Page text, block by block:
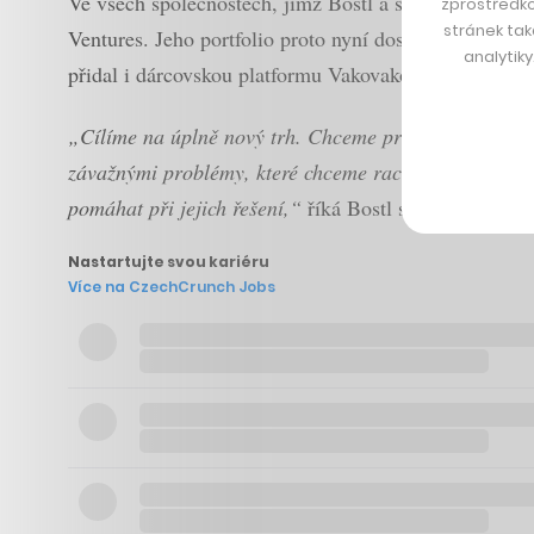
Ventures. Jeho portfolio proto nyní dosahuje
přidal i dárcovskou platformu Vakovako.
„Cílíme na úplně nový trh. Chceme pro neziskový
závažnými problémy, které chceme racionální a
pomáhat při jejich řešení,“ říká Bostl s tím, že jeho
Nastartujte svou kariéru
Více na CzechCrunch Jobs
stránek